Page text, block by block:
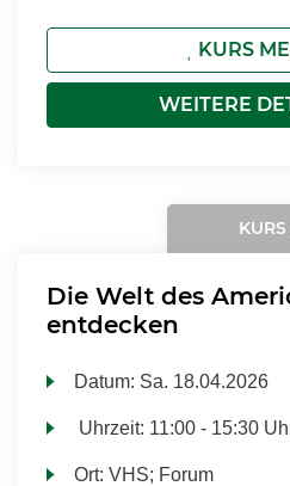
KURS
WEITERE
Die Welt des
entdecken
Datum: Sa. 18.04.2026
Uhrzeit: 11:00 - 15:30
Ort:VHS; Forum